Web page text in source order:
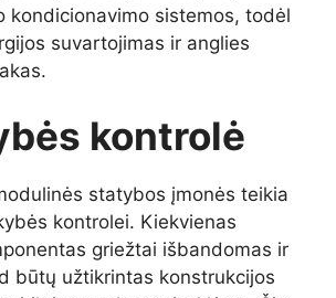
kondicionavimo sistemos, todėl
suvartojimas ir anglies
kontrolė
statybos įmonės teikia
kontrolei. Kiekvienas
griežtai išbandomas ir
būtų užtikrintas konstrukcijos